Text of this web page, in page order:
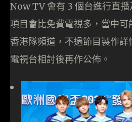
Now TV 會有 3 個台進行直
項目會比免費電視多，當中
香港隊頻道，不過節目製作
電視台相討後再作公佈。